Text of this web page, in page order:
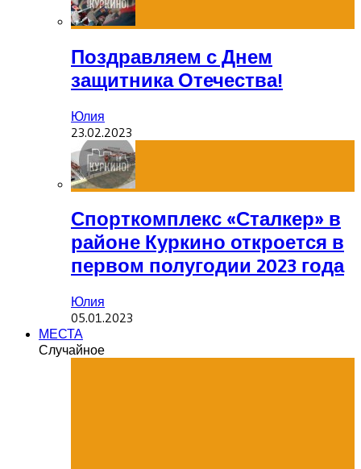
Поздравляем с Днем
защитника Отечества!
Юлия
23.02.2023
Спорткомплекс «Сталкер» в
районе Куркино откроется в
первом полугодии 2023 года
Юлия
05.01.2023
МЕСТА
Случайное